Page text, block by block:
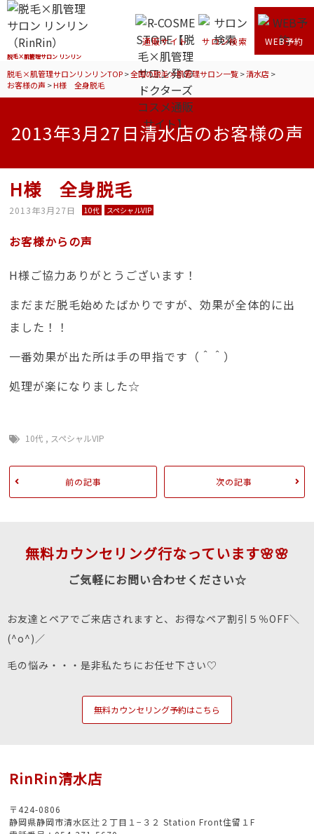
脱毛×肌管理サロン リンリン
通販サイト サロン検索 WEB予約
脱毛×肌管理サロンリンリンTOP>全国の脱毛×肌管理サロン一覧>清水店>
お客様の声 >H様 全身脱毛
2013年3月27日清水店のお客様の声
H様 全身脱毛
2013年3月27日 10代 スペシャルVIP
お客様からの声
H様ご協力ありがとうございます！
まだまだ脱毛始めたばかりですが、効果が全体的に出
ました！！
一番効果が出た所は手の甲指です（＾＾）
処理が楽になりました☆
10代 , スペシャルVIP
前の記事 次の記事
無料カウンセリング行なっています🌸🌸
ご気軽にお問い合わせください☆
お友達とペアでご来店されますと、お得なペア割引５％OFF＼
(^o^)／
毛の悩み・・・是非私たちにお任せ下さい♡
無料カウンセリング予約はこちら
RinRin清水店
〒424-0806
静岡県静岡市清水区辻２丁目１−３２ Station Front住留１F